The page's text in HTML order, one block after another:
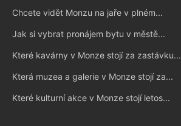
Chcete vidět Monzu na jaře v plném...
Jak si vybrat pronájem bytu v městě...
Které kavárny v Monze stojí za zastávku...
Která muzea a galerie v Monze stojí za...
Které kulturní akce v Monze stojí letos...